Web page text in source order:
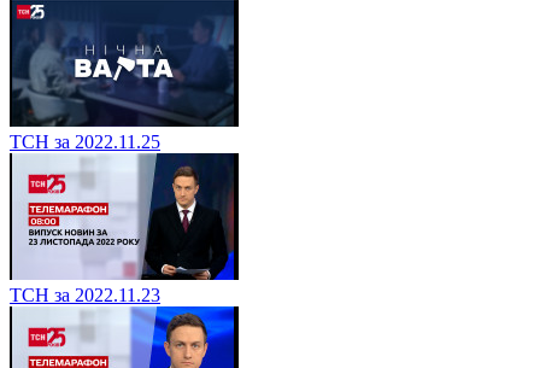
ТСН за 2022.11.25
ТСН за 2022.11.23